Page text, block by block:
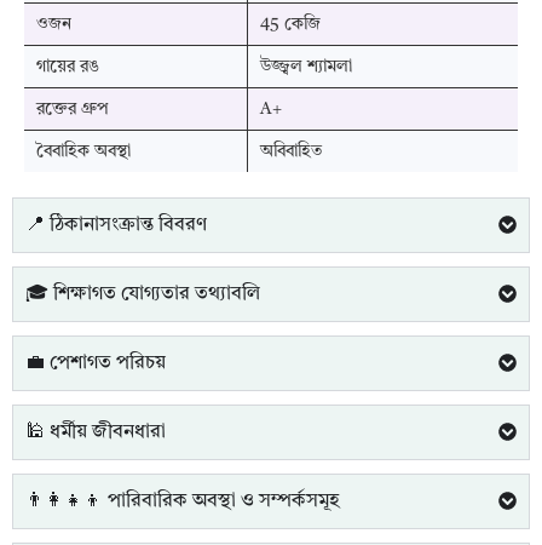
ওজন 45 কেজি
গায়ের রঙ উজ্জ্বল শ্যামলা
রক্তের গ্রুপ A+
বৈবাহিক অবস্থা অবিবাহিত
📍 ঠিকানাসংক্রান্ত বিবরণ
🎓 শিক্ষাগত যোগ্যতার তথ্যাবলি
💼 পেশাগত পরিচয়
🕌 ধর্মীয় জীবনধারা
👨‍👩‍👧‍👦 পারিবারিক অবস্থা ও সম্পর্কসমূহ